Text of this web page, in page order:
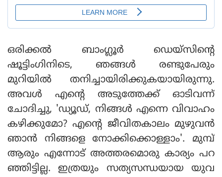
ഒരിക്കൽ ബാംഗ്ലൂർ ഡെയ്‌സിന്റെ
ഷൂട്ടിംഗിനിടെ, ഞങ്ങൾ രണ്ടുപേരും
മുറിയിൽ തനിച്ചായിരിക്കുകയായിരുന്നു.
അവൾ എന്റെ അടുത്തേക്ക് ഓടിവന്ന്
ചോദിച്ചു, 'ഡ്യൂഡ്, നിങ്ങൾ എന്നെ വിവാഹം
കഴിക്കുമോ? എന്റെ ജീവിതകാലം മുഴുവൻ
ഞാൻ നിങ്ങളെ നോക്കിക്കൊള്ളാം'. മുമ്പ്
ആരും എന്നോട് അത്തരമൊരു കാര്യം പറ
ഞ്ഞിട്ടില്ല. ഇത്രയും സത്യസന്ധയായ യുവ